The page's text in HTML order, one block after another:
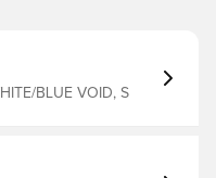
BLUE VOID, S